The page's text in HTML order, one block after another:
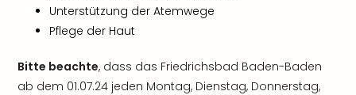
Unterstützung der Atemwege
Pflege der Haut
Bitte beachte, dass das Friedrichsbad Baden-Baden
ab dem 01.07.24 jeden Montag, Dienstag, Donnerstag,